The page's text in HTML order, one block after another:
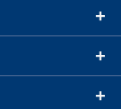
+
+
+